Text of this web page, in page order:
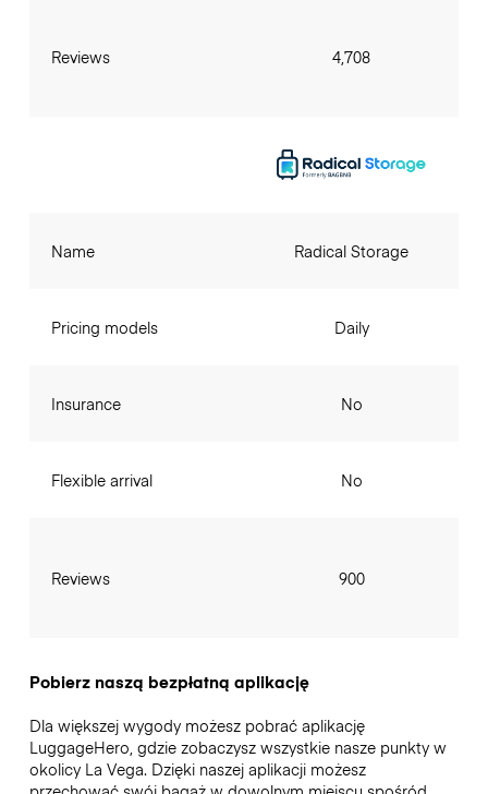
Reviews 4,708
Name
Pricing models
Insurance
Flexible arrival
Reviews
Radical Storage
Daily
No
No
900
Pobierz naszą bezpłatną aplikację
Dla większej wygody możesz pobrać aplikację
LuggageHero, gdzie zobaczysz wszystkie nasze punkty w
okolicy La Vega. Dzięki naszej aplikacji możesz